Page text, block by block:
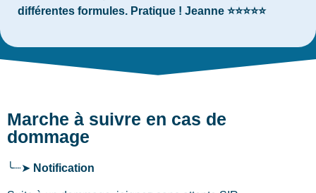
différentes formules. Pratique ! Jeanne ⭐⭐⭐⭐⭐
Marche à suivre en cas de
dommage
╰┈➤ Notification